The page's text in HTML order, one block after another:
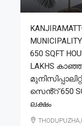
650 SQFT
LAKHS
സെൻ്റ് 650
ലക്ഷം